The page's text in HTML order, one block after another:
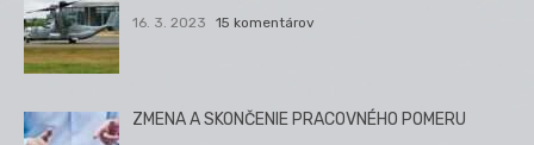
16. 3. 2023 15 komentárov
ZMENA A SKONČENIE PRACOVNÉHO POMERU